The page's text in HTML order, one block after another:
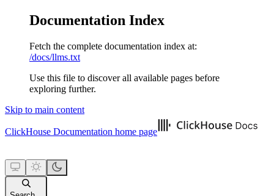
Documentation Index
Fetch the complete documentation index at:
/docs/llms.txt
Use this file to discover all available pages before
exploring further.
Skip to main content
ClickHouse Documentation home page